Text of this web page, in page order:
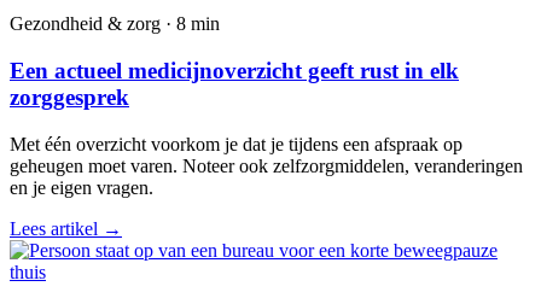
Gezondheid & zorg · 8 min
Een actueel medicijnoverzicht geeft rust in elk
zorggesprek
Met één overzicht voorkom je dat je tijdens een afspraak op
geheugen moet varen. Noteer ook zelfzorgmiddelen, veranderingen
en je eigen vragen.
Lees artikel →